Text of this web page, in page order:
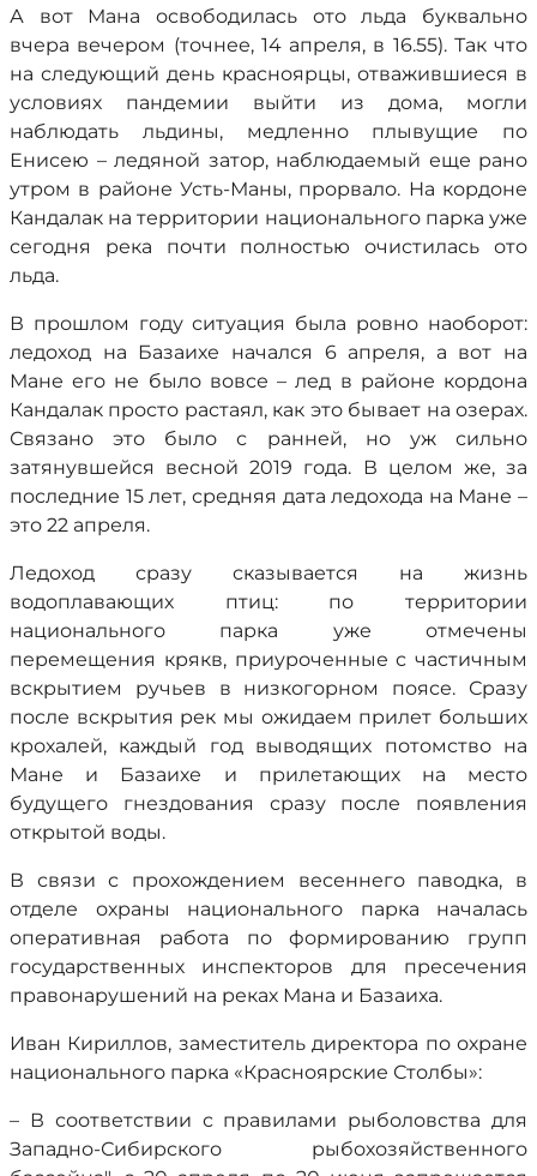
А вот Мана освободилась ото льда буквально
вчера вечером (точнее, 14 апреля, в 16.55). Так что
на следующий день красноярцы, отважившиеся в
условиях пандемии выйти из дома, могли
наблюдать льдины, медленно плывущие по
Енисею – ледяной затор, наблюдаемый еще рано
утром в районе Усть-Маны, прорвало. На кордоне
Кандалак на территории национального парка уже
сегодня река почти полностью очистилась ото
льда.
В прошлом году ситуация была ровно наоборот:
ледоход на Базаихе начался 6 апреля, а вот на
Мане его не было вовсе – лед в районе кордона
Кандалак просто растаял, как это бывает на озерах.
Связано это было с ранней, но уж сильно
затянувшейся весной 2019 года. В целом же, за
последние 15 лет, средняя дата ледохода на Мане –
это 22 апреля.
Ледоход сразу сказывается на жизнь
водоплавающих птиц: по территории
национального парка уже отмечены
перемещения крякв, приуроченные с частичным
вскрытием ручьев в низкогорном поясе. Сразу
после вскрытия рек мы ожидаем прилет больших
крохалей, каждый год выводящих потомство на
Мане и Базаихе и прилетающих на место
будущего гнездования сразу после появления
открытой воды.
В связи с прохождением весеннего паводка, в
отделе охраны национального парка началась
оперативная работа по формированию групп
государственных инспекторов для пресечения
правонарушений на реках Мана и Базаиха.
Иван Кириллов, заместитель директора по охране
национального парка «Красноярские Столбы»:
– В соответствии с правилами рыболовства для
Западно-Сибирского рыбохозяйственного